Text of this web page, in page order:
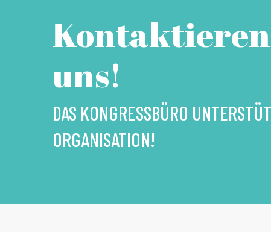
Kontaktieren
uns!
DAS KONGRESSBÜRO
ORGANISATION!